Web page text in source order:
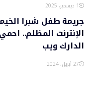
1 ديسمبر، 2025
جريمة طفل شبرا
الإنترنت المظلم..
الدارك ويب
27 أبريل، 2024